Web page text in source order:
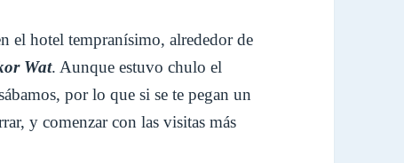
el hotel tempranísimo, alrededor de
Wat. Aunque estuvo chulo el
por lo que si se te pegan un
y comenzar con las visitas más